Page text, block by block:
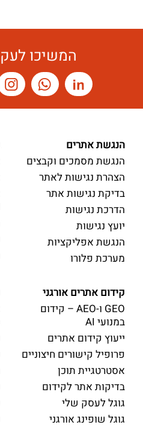
המשיכו
הנגשת אתרים
הנגשת מסמכים וקבצים
הצהרת נגישות לאתר
בדיקת נגישות אתר
הדרכת נגישות
יועץ נגישות
הנגשת אפליקציות
מערכת פלורו
קידום אתרים אורגני
GEO ו-AEO – קידום
במנועי AI
ייעוץ קידום אתרים
פרופיל קישורים חיצוניים
אסטרטגיית תוכן
בדיקות אתר לקידום
גוגל לעסק שלי
גוגל שופינג אורגני